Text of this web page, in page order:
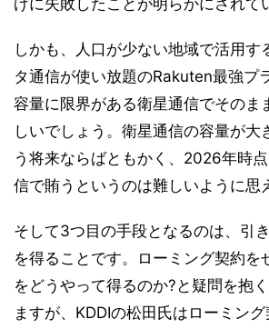
しかも、人口が少ない地域で活用す
タ通信が使い放題のRakuten最強プ
容量に限界がある衛星通信でそのま
しいでしょう。衛星通信の容量が大
う将来ならばともかく、2026年時
信で賄うというのは難しいように思
そして3つ目の手段となるのは、引
を得ることです。ローミング契約を
をどうやって得るのか?と疑問を抱
ますが、KDDIの松田氏はローミン